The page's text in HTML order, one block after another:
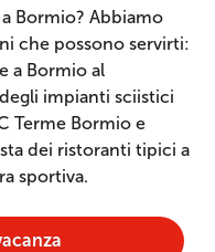
Bormio? Abbiamo
che possono servirti:
a Bormio al
impianti sciistici
Terme Bormio e
dei ristoranti tipici a
sportiva.